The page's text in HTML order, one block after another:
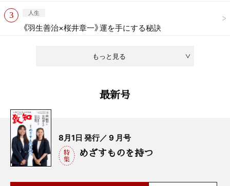
もっと見る
人生
《羽生善治×桜井章一》運を手にする秘訣
最新号
8月1日 発行／ 9 月号
めざすものを持つ